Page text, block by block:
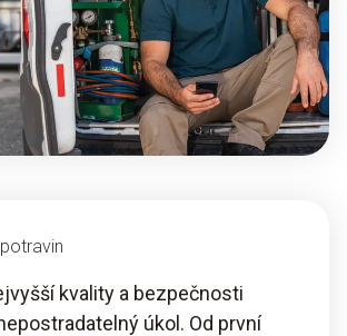
kvality a bezpečnosti
úkol. Od první